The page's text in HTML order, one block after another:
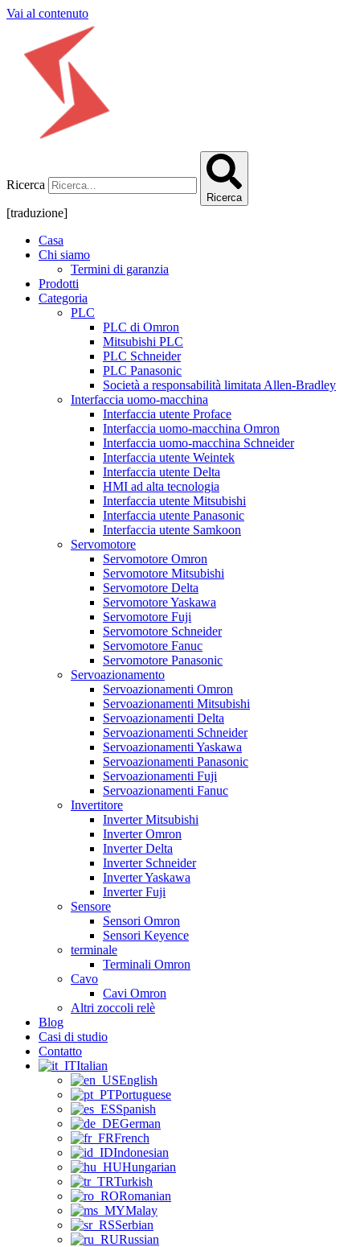
Vai al contenuto
Ricerca
Ricerca
[traduzione]
Casa
Chi siamo
Termini di garanzia
Prodotti
Categoria
PLC
PLC di Omron
Mitsubishi PLC
PLC Schneider
PLC Panasonic
Società a responsabilità limitata Allen-Bradley
Interfaccia uomo-macchina
Interfaccia utente Proface
Interfaccia uomo-macchina Omron
Interfaccia uomo-macchina Schneider
Interfaccia utente Weintek
Interfaccia utente Delta
HMI ad alta tecnologia
Interfaccia utente Mitsubishi
Interfaccia utente Panasonic
Interfaccia utente Samkoon
Servomotore
Servomotore Omron
Servomotore Mitsubishi
Servomotore Delta
Servomotore Yaskawa
Servomotore Fuji
Servomotore Schneider
Servomotore Fanuc
Servomotore Panasonic
Servoazionamento
Servoazionamenti Omron
Servoazionamenti Mitsubishi
Servoazionamenti Delta
Servoazionamenti Schneider
Servoazionamenti Yaskawa
Servoazionamenti Panasonic
Servoazionamenti Fuji
Servoazionamenti Fanuc
Invertitore
Inverter Mitsubishi
Inverter Omron
Inverter Delta
Inverter Schneider
Inverter Yaskawa
Inverter Fuji
Sensore
Sensori Omron
Sensori Keyence
terminale
Terminali Omron
Cavo
Cavi Omron
Altri zoccoli relè
Blog
Casi di studio
Contatto
Italian
English
Portuguese
Spanish
German
French
Indonesian
Hungarian
Turkish
Romanian
Malay
Serbian
Russian